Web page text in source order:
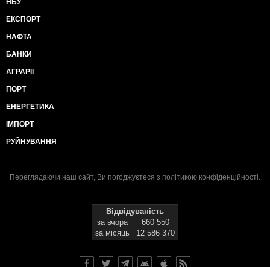
НБУ
ЕКСПОРТ
НАФТА
БАНКИ
АГРАРІЇ
ПОРТ
ЕНЕРГЕТИКА
ІМПОРТ
РУЙНУВАННЯ
Переглядаючи наш сайт, Ви погоджуєтеся з політикою конфіденційності.
Відвідуваність
за вчора
660 550
за місяць
12 586 370